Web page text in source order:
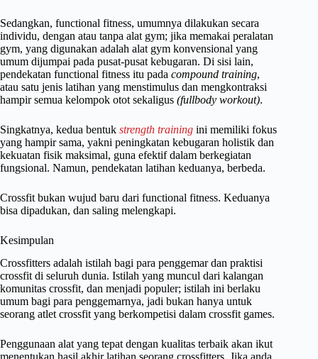
Sedangkan, functional fitness, umumnya dilakukan secara
individu, dengan atau tanpa alat gym; jika memakai peralatan
gym, yang digunakan adalah alat gym konvensional yang
umum dijumpai pada pusat-pusat kebugaran. Di sisi lain,
pendekatan functional fitness itu pada compound training,
atau satu jenis latihan yang menstimulus dan mengkontraksi
hampir semua kelompok otot sekaligus (fullbody workout).
Singkatnya, kedua bentuk strength training ini memiliki fokus
yang hampir sama, yakni peningkatan kebugaran holistik dan
kekuatan fisik maksimal, guna efektif dalam berkegiatan
fungsional. Namun, pendekatan latihan keduanya, berbeda.
Crossfit bukan wujud baru dari functional fitness. Keduanya
bisa dipadukan, dan saling melengkapi.
Kesimpulan
Crossfitters adalah istilah bagi para penggemar dan praktisi
crossfit di seluruh dunia. Istilah yang muncul dari kalangan
komunitas crossfit, dan menjadi populer; istilah ini berlaku
umum bagi para penggemarnya, jadi bukan hanya untuk
seorang atlet crossfit yang berkompetisi dalam crossfit games.
Penggunaan alat yang tepat dengan kualitas terbaik akan ikut